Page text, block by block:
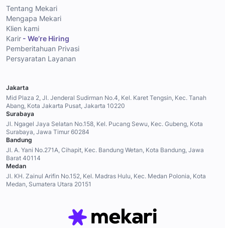
Tentang Mekari
Mengapa Mekari
Klien kami
Karir - We’re Hiring
Pemberitahuan Privasi
Persyaratan Layanan
Jakarta
Mid Plaza 2, Jl. Jenderal Sudirman No.4, Kel. Karet Tengsin, Kec. Tanah
Abang, Kota Jakarta Pusat, Jakarta 10220
Surabaya
Jl. Ngagel Jaya Selatan No.158, Kel. Pucang Sewu, Kec. Gubeng, Kota
Surabaya, Jawa Timur 60284
Bandung
Jl. A. Yani No.271A, Cihapit, Kec. Bandung Wetan, Kota Bandung, Jawa
Barat 40114
Medan
Jl. KH. Zainul Arifin No.152, Kel. Madras Hulu, Kec. Medan Polonia, Kota
Medan, Sumatera Utara 20151